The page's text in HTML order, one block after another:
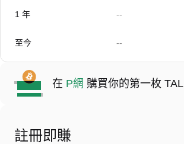
1 年 --
至今 --
在 P網 購買你的第一枚 TAL
註冊即賺